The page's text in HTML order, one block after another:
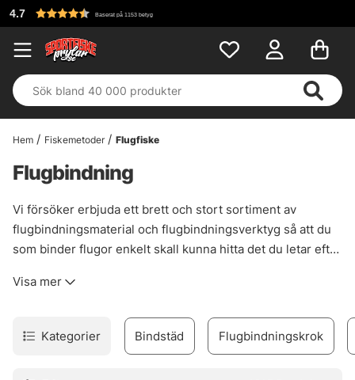
Hem Fiskemetoder Flugfiske
Flugbindning
Vi försöker erbjuda ett brett och stort sortiment av
flugbindningsmaterial och flugbindningsverktyg så att du
som binder flugor enkelt skall kunna hitta det du letar efter
till den minsta fjädern.
Visa mer
Kategorier Bindstäd Flugbindningskrok